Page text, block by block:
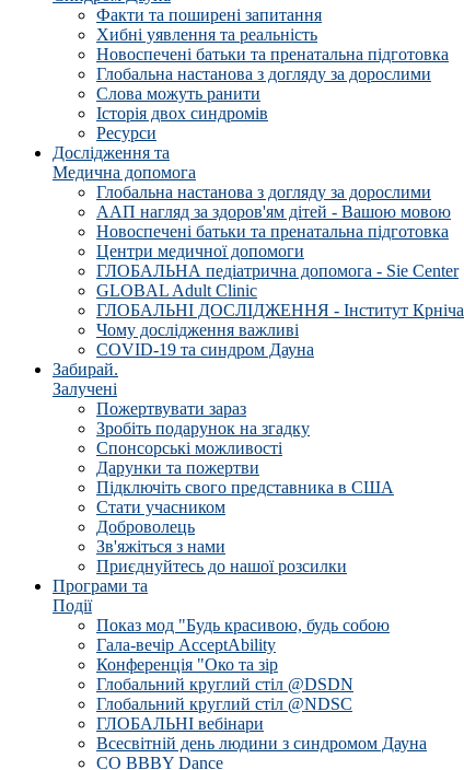
Факти та поширені запитання
Хибні уявлення та реальність
Новоспечені батьки та пренатальна підготовка
Глобальна настанова з догляду за дорослими
Слова можуть ранити
Історія двох синдромів
Ресурси
Дослідження та
Медична допомога
Глобальна настанова з догляду за дорослими
ААП нагляд за здоров'ям дітей - Вашою мовою
Новоспечені батьки та пренатальна підготовка
Центри медичної допомоги
ГЛОБАЛЬНА педіатрична допомога - Sie Center
GLOBAL Adult Clinic
ГЛОБАЛЬНІ ДОСЛІДЖЕННЯ - Інститут Крніча
Чому дослідження важливі
COVID-19 та синдром Дауна
Забирай.
Залучені
Пожертвувати зараз
Зробіть подарунок на згадку
Спонсорські можливості
Дарунки та пожертви
Підключіть свого представника в США
Стати учасником
Доброволець
Зв'яжіться з нами
Приєднуйтесь до нашої розсилки
Програми та
Події
Показ мод "Будь красивою, будь собою
Гала-вечір AcceptAbility
Конференція "Око та зір
Глобальний круглий стіл @DSDN
Глобальний круглий стіл @NDSC
ГЛОБАЛЬНІ вебінари
Всесвітній день людини з синдромом Дауна
CO BBBY Dance